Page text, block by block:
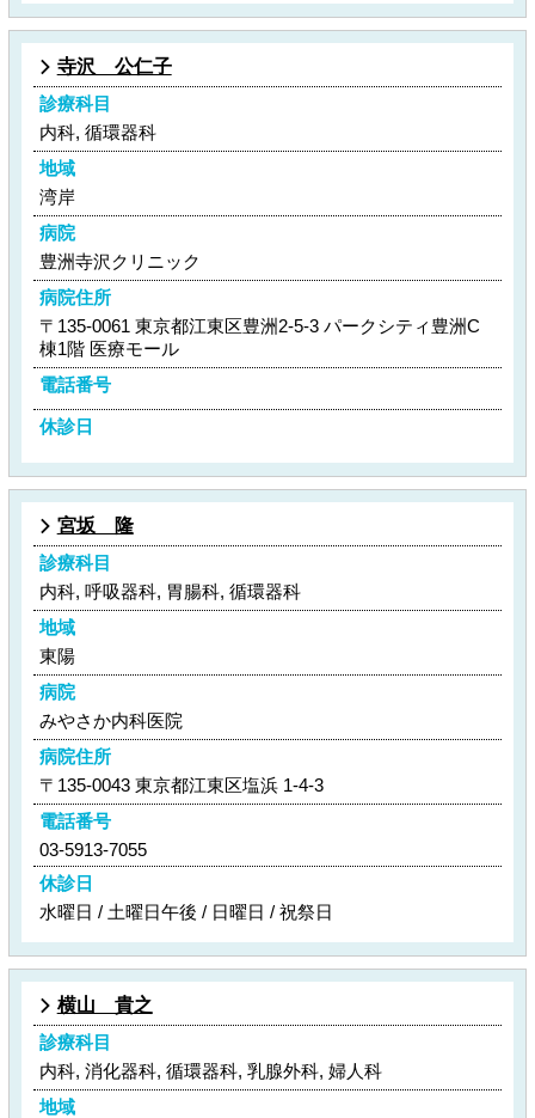
寺沢 公仁子
診療科目
内科, 循環器科
地域
湾岸
病院
豊洲寺沢クリニック
病院住所
〒135-0061 東京都江東区豊洲2-5-3 パークシティ豊洲C
棟1階 医療モール
電話番号
休診日
宮坂 隆
診療科目
内科, 呼吸器科, 胃腸科, 循環器科
地域
東陽
病院
みやさか内科医院
病院住所
〒135-0043 東京都江東区塩浜 1-4-3
電話番号
03-5913-7055
休診日
水曜日 / 土曜日午後 / 日曜日 / 祝祭日
横山 貴之
診療科目
内科, 消化器科, 循環器科, 乳腺外科, 婦人科
地域